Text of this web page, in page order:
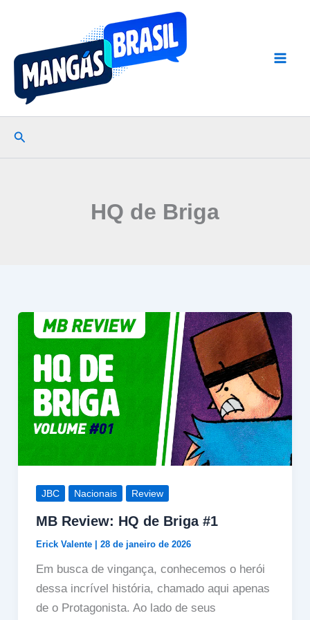
conteúdo
Pesquisar
HQ de Briga
JBC Nacionais Review
MB Review: HQ de Briga #1
Erick Valente 28 de janeiro de 2026
Em busca de vingança, conhecemos o herói
dessa incrível história, chamado aqui apenas
de o Protagonista. Ao lado de seus